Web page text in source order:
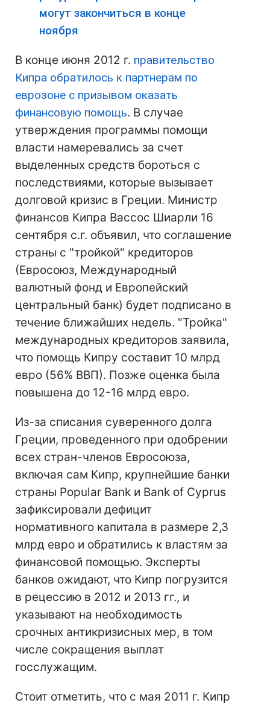
могут закончиться в конце
ноября
В конце июня 2012 г. правительство
Кипра обратилось к партнерам по
еврозоне с призывом оказать
финансовую помощь. В случае
утверждения программы помощи
власти намеревались за счет
выделенных средств бороться с
последствиями, которые вызывает
долговой кризис в Греции. Министр
финансов Кипра Вассос Шиарли 16
сентября с.г. объявил, что соглашение
страны с "тройкой" кредиторов
(Евросоюз, Международный
валютный фонд и Европейский
центральный банк) будет подписано в
течение ближайших недель. "Тройка"
международных кредиторов заявила,
что помощь Кипру составит 10 млрд
евро (56% ВВП). Позже оценка была
повышена до 12-16 млрд евро.
Из-за списания суверенного долга
Греции, проведенного при одобрении
всех стран-членов Евросоюза,
включая сам Кипр, крупнейшие банки
страны Popular Bank и Bank of Cyprus
зафиксировали дефицит
нормативного капитала в размере 2,3
млрд евро и обратились к властям за
финансовой помощью. Эксперты
банков ожидают, что Кипр погрузится
в рецессию в 2012 и 2013 гг., и
указывают на необходимость
срочных антикризисных мер, в том
числе сокращения выплат
госслужащим.
Стоит отметить, что с мая 2011 г. Кипр